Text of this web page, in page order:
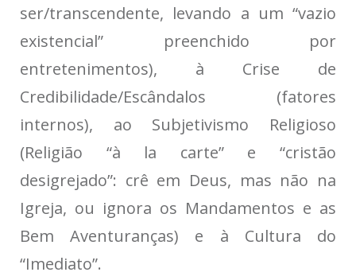
ser/transcendente, levando a um “vazio
existencial” preenchido por
entretenimentos), à Crise de
Credibilidade/Escândalos (fatores
internos), ao Subjetivismo Religioso
(Religião “à la carte” e “cristão
desigrejado”: crê em Deus, mas não na
Igreja, ou ignora os Mandamentos e as
Bem Aventuranças) e à Cultura do
“Imediato”.